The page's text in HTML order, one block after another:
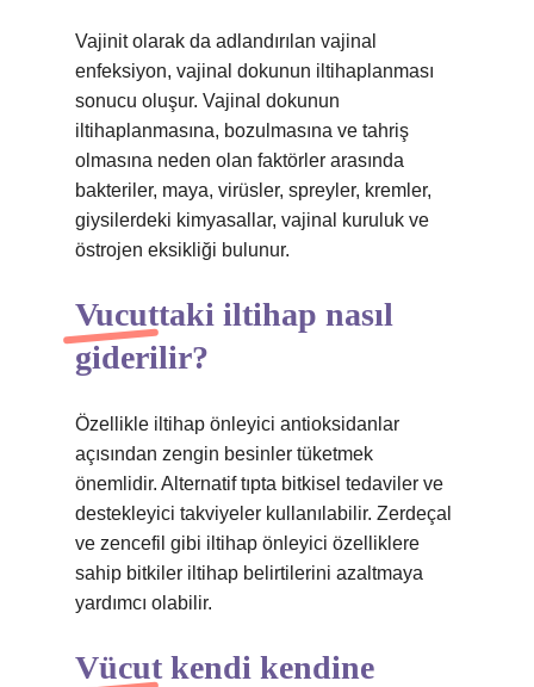
Vajinit olarak da adlandırılan vajinal
enfeksiyon, vajinal dokunun iltihaplanması
sonucu oluşur. Vajinal dokunun
iltihaplanmasına, bozulmasına ve tahriş
olmasına neden olan faktörler arasında
bakteriler, maya, virüsler, spreyler, kremler,
giysilerdeki kimyasallar, vajinal kuruluk ve
östrojen eksikliği bulunur.
Vucuttaki iltihap nasıl
giderilir?
Özellikle iltihap önleyici antioksidanlar
açısından zengin besinler tüketmek
önemlidir. Alternatif tıpta bitkisel tedaviler ve
destekleyici takviyeler kullanılabilir. Zerdeçal
ve zencefil gibi iltihap önleyici özelliklere
sahip bitkiler iltihap belirtilerini azaltmaya
yardımcı olabilir.
Vücut kendi kendine